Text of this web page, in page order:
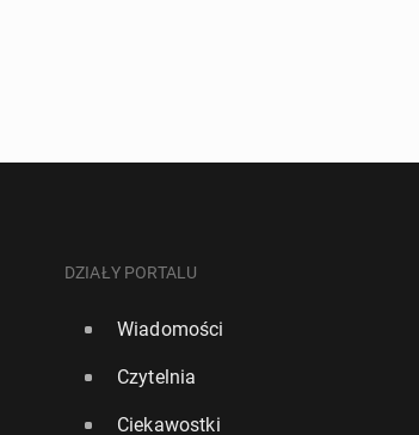
UK: Rząd wesprze osoby w kry­zy­sie
DZIAŁY PORTALU
Wiadomości
Czytelnia
Ciekawostki